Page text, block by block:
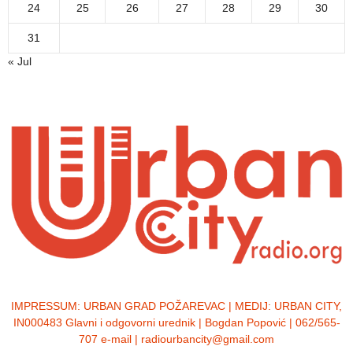
24 25 26 27 28 29 30
31
« Jul
IMPRESSUM: URBAN GRAD POŽAREVAC | MEDIJ: URBAN CITY,
IN000483 Glavni i odgovorni urednik | Bogdan Popović | 062/565-
707 e-mail | radiourbancity@gmail.com